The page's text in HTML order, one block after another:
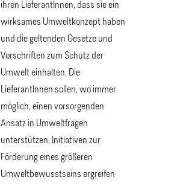
ihren LieferantInnen, dass sie ein
wirksames Umweltkonzept haben
und die geltenden Gesetze und
Vorschriften zum Schutz der
Umwelt einhalten. Die
LieferantInnen sollen, wo immer
möglich, einen vorsorgenden
Ansatz in Umweltfragen
unterstützen, Initiativen zur
Förderung eines größeren
Umweltbewusstseins ergreifen